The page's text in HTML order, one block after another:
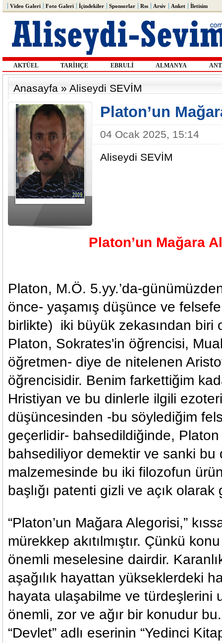
Video Galeri Foto Galeri İçindekiler Sponsorlar Rss Arsiv Anket İletisim
AKTÜEL TARİHÇE EBRULİ ALMANYA
Anasayfa » Aliseydi SEVİM
Platon’un
04 Ocak 2025, 15:14
Aliseydi SEVİM
Platon’un Mağara
Platon, M.Ö. 5.yy.’da-
önce- yaşamış düşünce ve
birlikte) iki büyük zekasından biri
Platon, Sokrates'in öğrencisi,
öğretmen- diye de nitelenen
öğrencisidir. Benim farkettiğim
Hristiyan ve bu dinlerle ilgili
düşüncesinden -bu söylediğim
geçerlidir- bahsedildiğinde, Platon
bahsediliyor demektir ve sanki bu
malzemesinde bu iki filozofun
başlığı patenti gizli ve açık
“Platon’un Mağara Alegorisi,”
mürekkep akıtılmıştır. Çünkü
önemli meselesine dairdir.
aşağılık hayattan yükseklerdeki
hayata ulaşabilme ve türdeşlerini
önemli, zor ve ağır bir konudur
“Devlet” adlı eserinin “Yedinci
Almanya